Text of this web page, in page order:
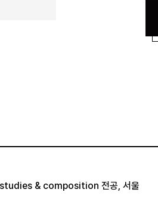
studies & composition 전공, 서울